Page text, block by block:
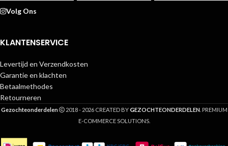
Volg Ons
KLANTENSERVICE
Levertijd en Verzendkosten
Garantie en klachten
Betaalmethodes
Retourneren
Gezochteonderdelen 2018 - 2026 CREATED BY GEZOCHTEONDERDELEN. PREMIUM
E-COMMERCE SOLUTIONS.